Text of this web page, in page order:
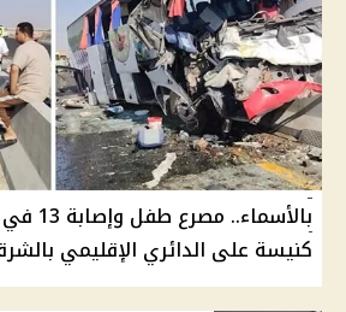
كنيسة على الدائري الإقليمي